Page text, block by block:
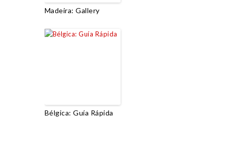
Madeira: Gallery
Bélgica: Guía Rápida